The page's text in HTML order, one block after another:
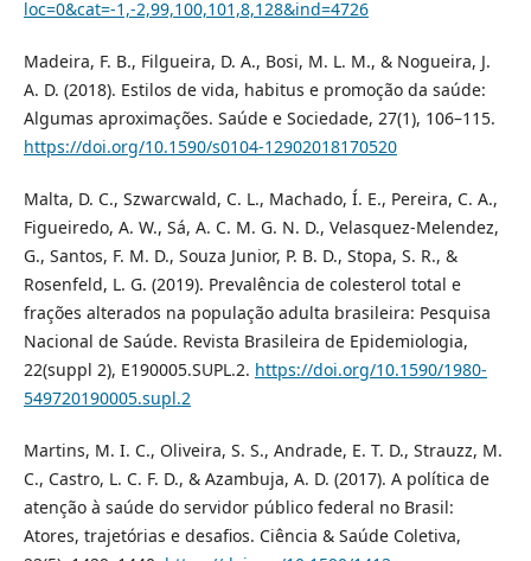
loc=0&cat=-1,-2,99,100,101,8,128&ind=4726
Madeira, F. B., Filgueira, D. A., Bosi, M. L. M., & Nogueira, J.
A. D. (2018). Estilos de vida, habitus e promoção da saúde:
Algumas aproximações. Saúde e Sociedade, 27(1), 106–115.
https://doi.org/10.1590/s0104-12902018170520
Malta, D. C., Szwarcwald, C. L., Machado, Í. E., Pereira, C. A.,
Figueiredo, A. W., Sá, A. C. M. G. N. D., Velasquez-Melendez,
G., Santos, F. M. D., Souza Junior, P. B. D., Stopa, S. R., &
Rosenfeld, L. G. (2019). Prevalência de colesterol total e
frações alterados na população adulta brasileira: Pesquisa
Nacional de Saúde. Revista Brasileira de Epidemiologia,
22(suppl 2), E190005.SUPL.2. https://doi.org/10.1590/1980-
549720190005.supl.2
Martins, M. I. C., Oliveira, S. S., Andrade, E. T. D., Strauzz, M.
C., Castro, L. C. F. D., & Azambuja, A. D. (2017). A política de
atenção à saúde do servidor público federal no Brasil:
Atores, trajetórias e desafios. Ciência & Saúde Coletiva,